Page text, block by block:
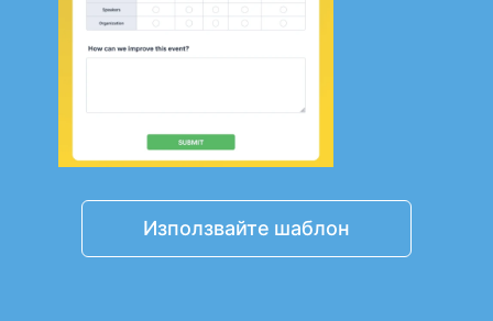
Използвайте шаблон